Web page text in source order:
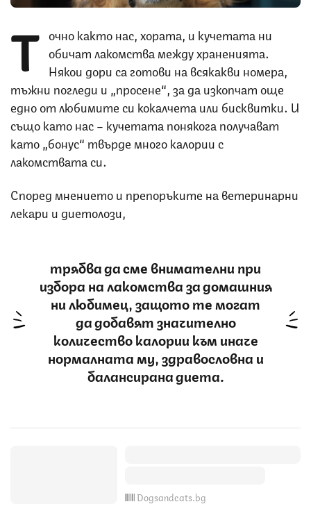
Т очно както нас, хората, и кучетата ни
обичат лакомства между храненията.
Някои дори са готови на всякакви номера,
тъжни погледи и „просене“, за да изкопчат още
едно от любимите си кокалчета или бисквитки. И
също като нас – кучетата понякога получават
като „бонус“ твърде много калории с
лакомствата си.
Според мнението и препоръките на ветеринарни
лекари и диетолози,
трябва да сме внимателни при
избора на лакомства за домашния
ни любимец, защото те могат
да добавят значително
количество калории към иначе
нормалната му, здравословна и
балансирана диета.
Dogsandcats.bg